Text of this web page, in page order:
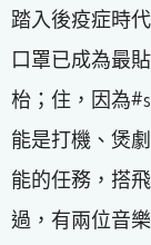
踏入後疫症時
口罩已成為最
枱；住，因為
能是打機、煲
能的任務，搭
過，有兩位音